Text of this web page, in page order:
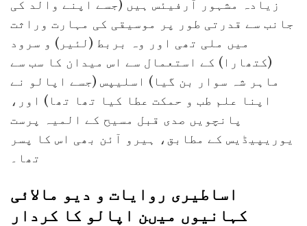
زیادہ مشہور آرفیئس ہیں (جسے اپنے والد کی
جانب سے قدرتی طور پر موسیقی کی مہارت وراثت
میں ملی تھی اور وہ بربط (لئیر) و سرود
(کتھارا) کے استعمال سے اس میدان کا سب سے
ماہر شہ سوار بن گیا) اسلیپس (جسے اپالو نے
اپنا علم طب و حمکت عطا کیا تھا تھا) اور،
پانچویں صدی قبل مسیح کے المیہ پرست
یوریپیڈیس کے مطابق، ہیرو آئن بھی اس کا پسر
تھا۔
اساطیری روایات و دیو مالائی
کہانیوں میںن اپالو کا کردار